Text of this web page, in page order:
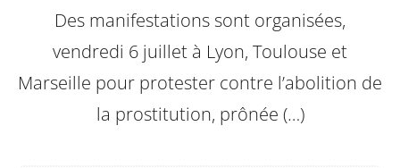
Des manifestations sont organisées,
vendredi 6 juillet à Lyon, Toulouse et
Marseille pour protester contre l’abolition de
la prostitution, prônée (…)